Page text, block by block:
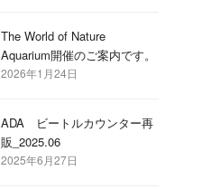
The World of Nature
Aquarium開催のご案内です。
2026年1月24日
ADA ビートルカウンター再
販_2025.06
2025年6月27日